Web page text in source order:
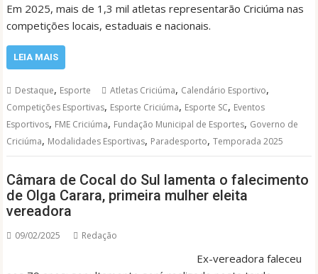
Em 2025, mais de 1,3 mil atletas representarão Criciúma nas
competições locais, estaduais e nacionais.
LEIA MAIS
Destaque, Esporte Atletas Criciúma, Calendário Esportivo,
Competições Esportivas, Esporte Criciúma, Esporte SC, Eventos
Esportivos, FME Criciúma, Fundação Municipal de Esportes, Governo de
Criciúma, Modalidades Esportivas, Paradesporto,Temporada 2025
Câmara de Cocal do Sul lamenta o falecimento
de Olga Carara, primeira mulher eleita
vereadora
09/02/2025 Redação
Ex-vereadora faleceu